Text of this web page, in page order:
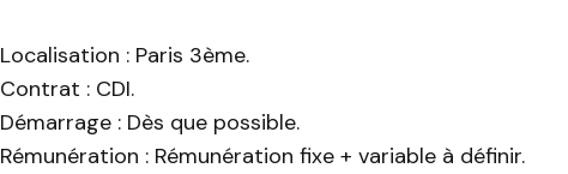
Localisation : Paris 3ème.
Contrat : CDI.
Démarrage : Dès que possible.
Rémunération : Rémunération fixe + variable à définir.